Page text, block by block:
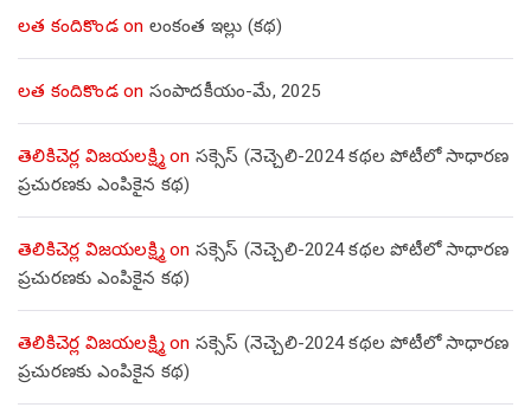
లత కందికొండon లంకంత ఇల్లు (కథ)
లత కందికొండon సంపాదకీయం-మే, 2025
తెలికిచెర్ల విజయలక్ష్మిon సక్సెస్ (నెచ్చెలి-2024 కథల పోటీలో సాధారణ
ప్రచురణకు ఎంపికైన కథ)
తెలికిచెర్ల విజయలక్ష్మిon సక్సెస్ (నెచ్చెలి-2024 కథల పోటీలో సాధారణ
ప్రచురణకు ఎంపికైన కథ)
తెలికిచెర్ల విజయలక్ష్మిon సక్సెస్ (నెచ్చెలి-2024 కథల పోటీలో సాధారణ
ప్రచురణకు ఎంపికైన కథ)